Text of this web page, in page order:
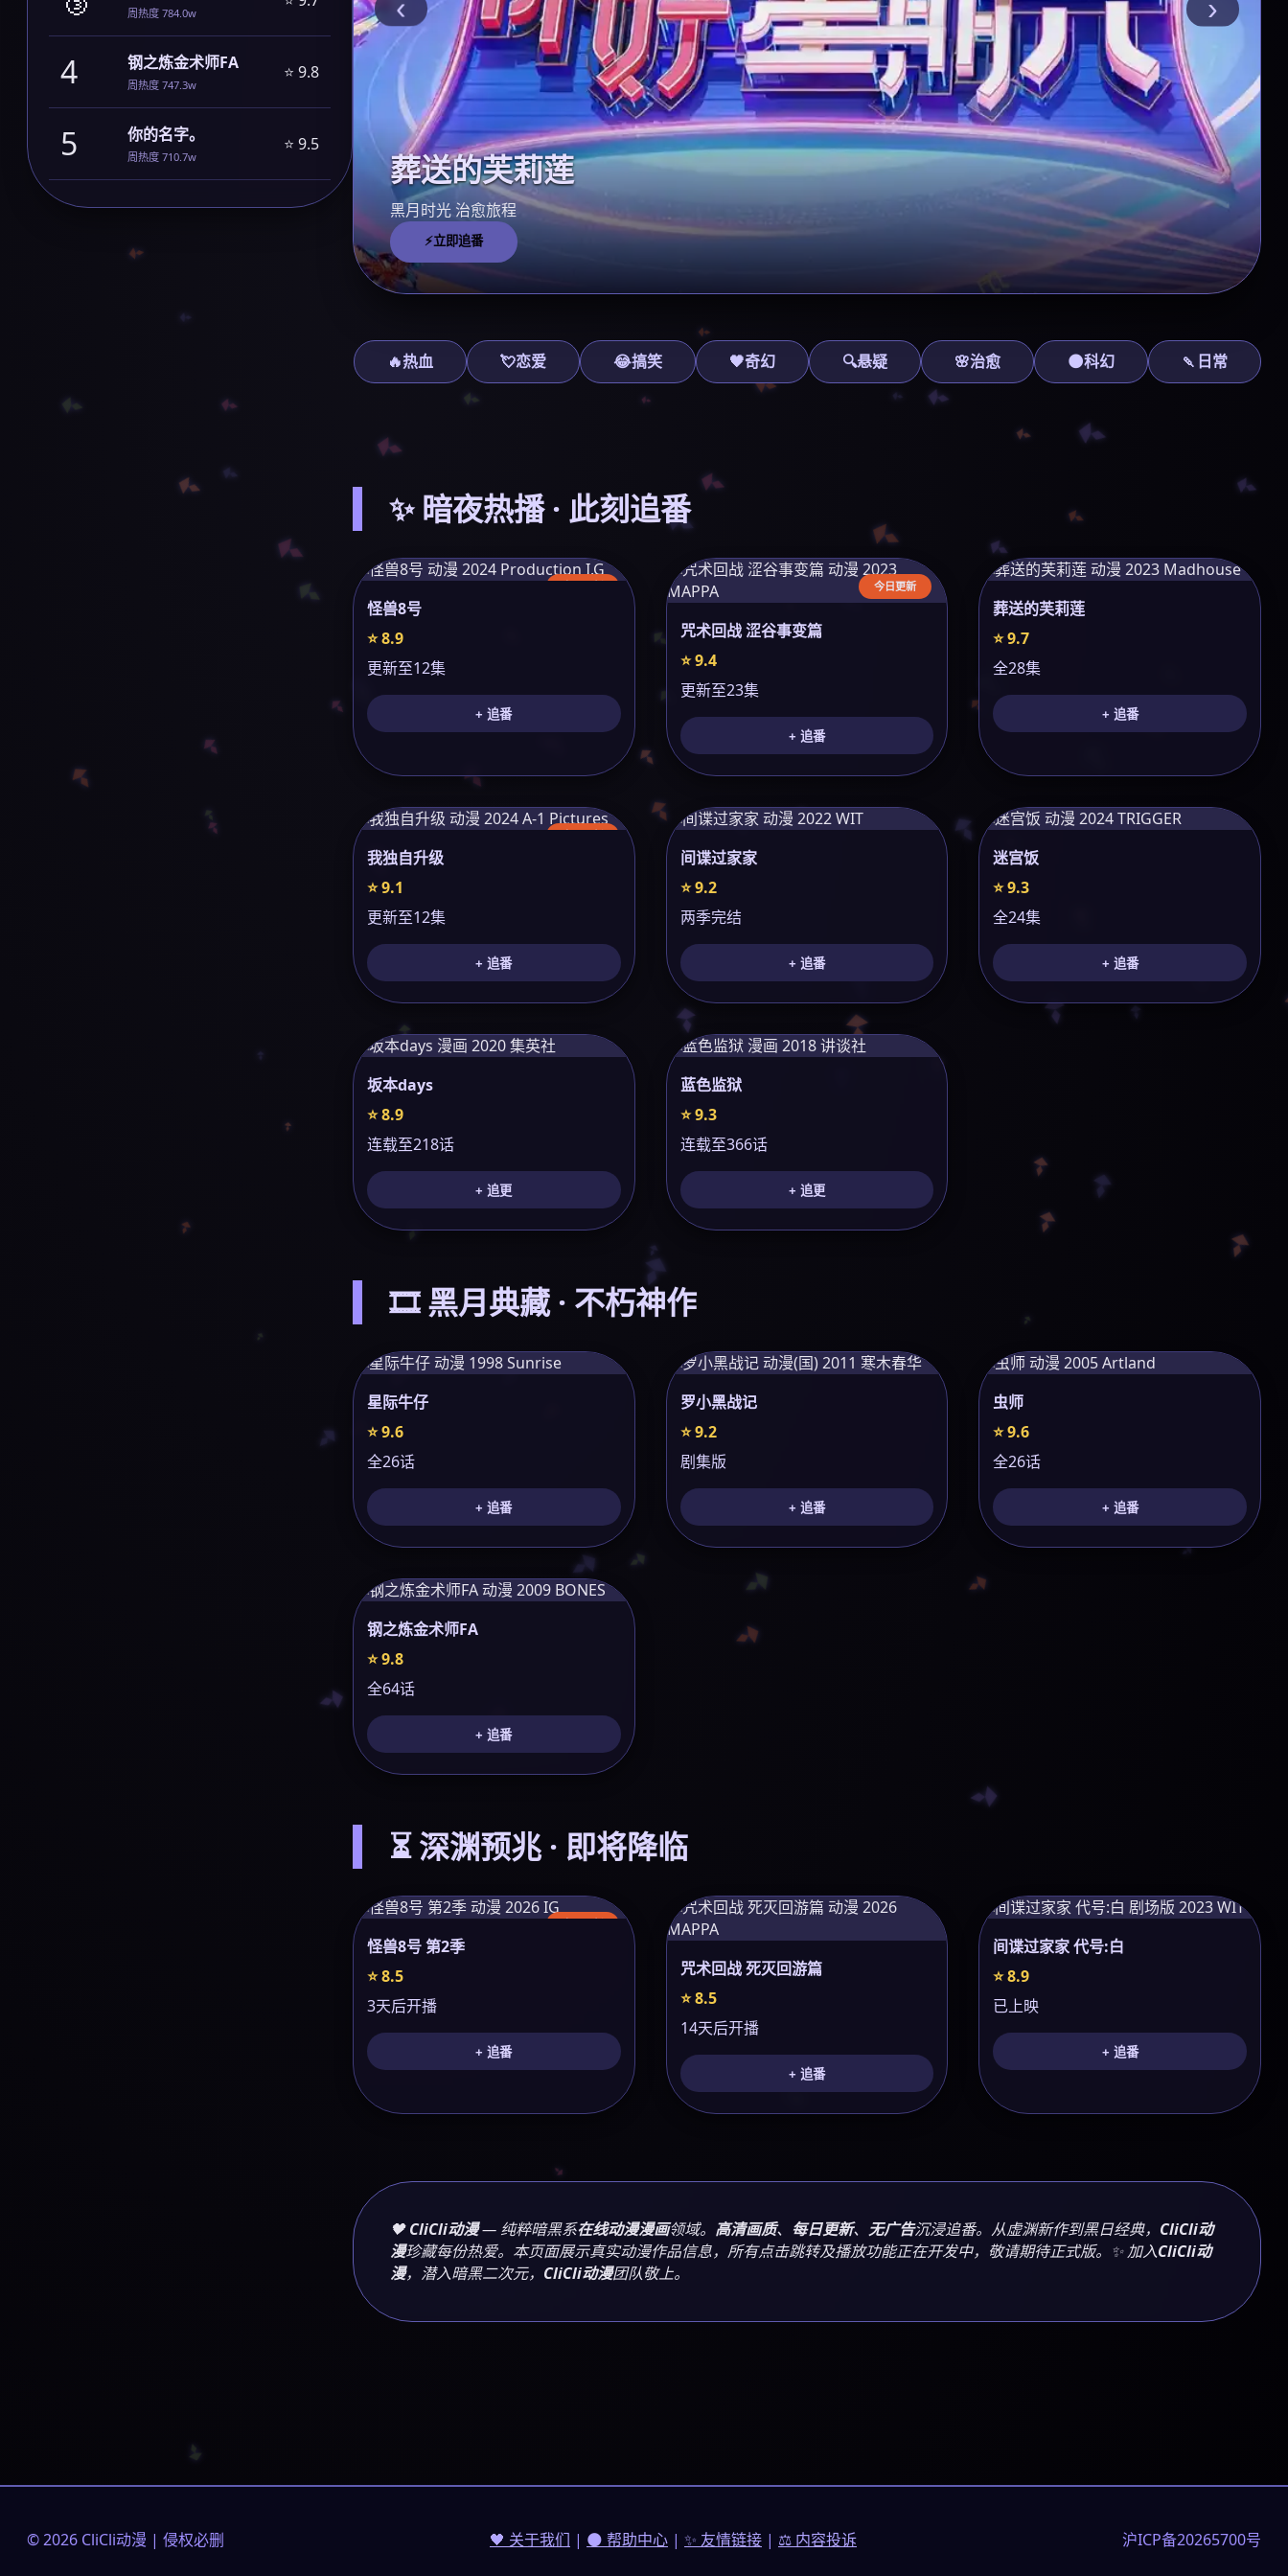
周热度 784.0w
4 钢之炼金术师FA
周热度 747.3w
⭐ 9.8
5 你的名字。
周热度 710.7w
⭐ 9.5
葬送的芙莉莲
黑月时光 治愈旅程
⚡立即追番
‹ ›
🔥热血 💘恋爱 😂搞笑 🖤奇幻 🔍悬疑 🌸治愈 🌑科幻 🍡日常
✨ 暗夜热播 · 此刻追番
怪兽8号
⭐ 8.9
更新至12集
+ 追番
今日更新
咒术回战 涩谷事变篇
⭐ 9.4
更新至23集
+ 追番
葬送的芙莉莲
⭐ 9.7
全28集
+ 追番
我独自升级
⭐ 9.1
更新至12集
+ 追番
间谍过家家
⭐ 9.2
两季完结
+ 追番
迷宫饭
⭐ 9.3
全24集
+ 追番
坂本days
⭐ 8.9
连载至218话
+ 追更
蓝色监狱
⭐ 9.3
连载至366话
+ 追更
🎞️ 黑月典藏 · 不朽神作
星际牛仔
⭐ 9.6
全26话
+ 追番
罗小黑战记
⭐ 9.2
剧集版
+ 追番
虫师
⭐ 9.6
全26话
+ 追番
钢之炼金术师FA
⭐ 9.8
全64话
+ 追番
⏳ 深渊预兆 · 即将降临
怪兽8号 第2季
⭐ 8.5
3天后开播
+ 追番
咒术回战 死灭回游篇
⭐ 8.5
14天后开播
+ 追番
间谍过家家 代号:白
⭐ 8.9
已上映
+ 追番
🖤CliCli动漫— 纯粹暗黑系在线动漫漫画领域。 高清画质、 每日更新、 无广告沉浸追番。从虚渊新作到黑日经典， CliCli动
漫珍藏每份热爱。本页面展示真实动漫作品信息，所有点击跳转及播放功能正在开发中，敬请期待正式版。✨ 加入CliCli动
漫，潜入暗黑二次元， CliCli动漫团队敬上。
© 2026 CliCli动漫 | 侵权必删 🖤 关于我们 | 🌑 帮助中心 | ✨ 友情链接 | ⚖️ 内容投诉 沪ICP备20265700号